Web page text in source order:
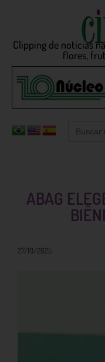
Clipping de noticias
flores,
for:
ABAG
27/10/2025